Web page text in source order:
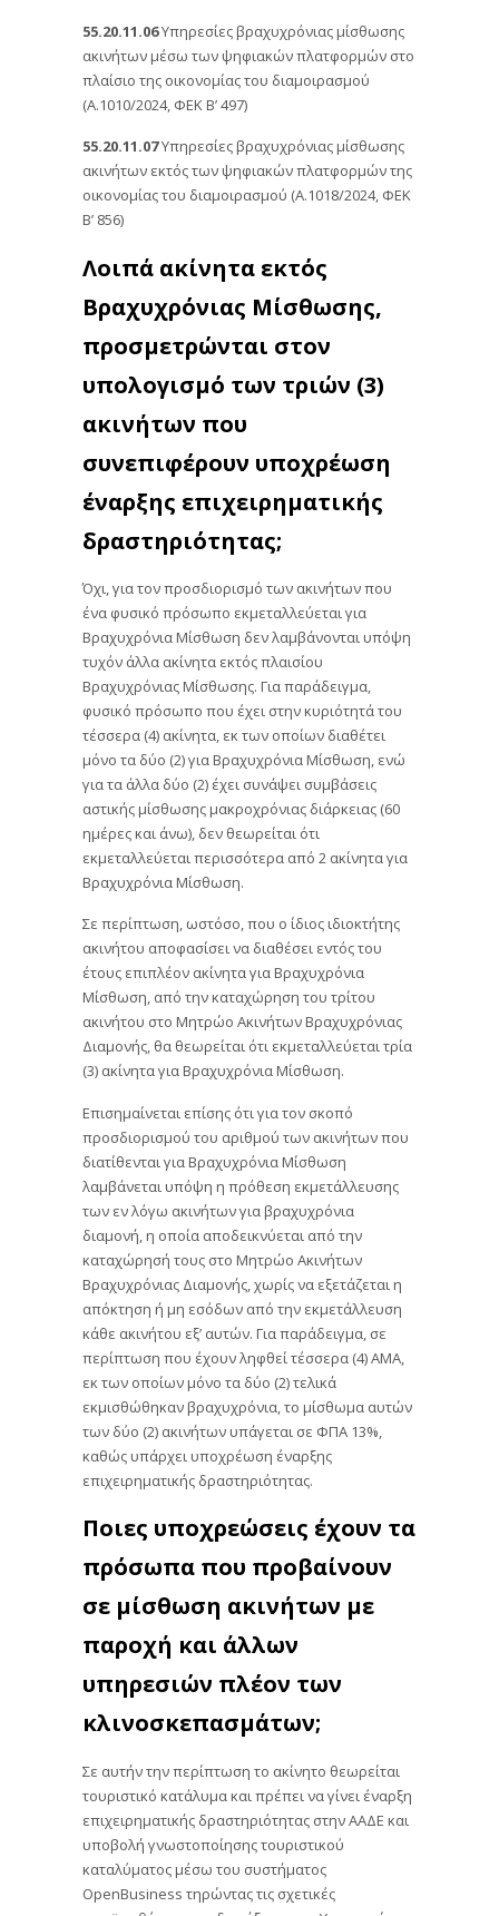
55.20.11.06Υπηρεσίες βραχυχρόνιας μίσθωσης
ακινήτων μέσω των ψηφιακών πλατφορμών στο
πλαίσιο της οικονομίας του διαμοιρασμού
(Α.1010/2024, ΦΕΚ Β’ 497)
55.20.11.07Υπηρεσίες βραχυχρόνιας μίσθωσης
ακινήτων εκτός των ψηφιακών πλατφορμών της
οικονομίας του διαμοιρασμού (Α.1018/2024, ΦΕΚ
Β’ 856)
Λοιπά ακίνητα εκτός
Βραχυχρόνιας Μίσθωσης,
προσμετρώνται στον
υπολογισμό των τριών (3)
ακινήτων που
συνεπιφέρουν υποχρέωση
έναρξης επιχειρηματικής
δραστηριότητας;
Όχι, για τον προσδιορισμό των ακινήτων που
ένα φυσικό πρόσωπο εκμεταλλεύεται για
Βραχυχρόνια Μίσθωση δεν λαμβάνονται υπόψη
τυχόν άλλα ακίνητα εκτός πλαισίου
Βραχυχρόνιας Μίσθωσης. Για παράδειγμα,
φυσικό πρόσωπο που έχει στην κυριότητά του
τέσσερα (4) ακίνητα, εκ των οποίων διαθέτει
μόνο τα δύο (2) για Βραχυχρόνια Μίσθωση, ενώ
για τα άλλα δύο (2) έχει συνάψει συμβάσεις
αστικής μίσθωσης μακροχρόνιας διάρκειας (60
ημέρες και άνω), δεν θεωρείται ότι
εκμεταλλεύεται περισσότερα από 2 ακίνητα για
Βραχυχρόνια Μίσθωση.
Σε περίπτωση, ωστόσο, που ο ίδιος ιδιοκτήτης
ακινήτου αποφασίσει να διαθέσει εντός του
έτους επιπλέον ακίνητα για Βραχυχρόνια
Μίσθωση, από την καταχώρηση του τρίτου
ακινήτου στο Μητρώο Ακινήτων Βραχυχρόνιας
Διαμονής, θα θεωρείται ότι εκμεταλλεύεται τρία
(3) ακίνητα για Βραχυχρόνια Μίσθωση.
Επισημαίνεται επίσης ότι για τον σκοπό
προσδιορισμού του αριθμού των ακινήτων που
διατίθενται για Βραχυχρόνια Μίσθωση
λαμβάνεται υπόψη η πρόθεση εκμετάλλευσης
των εν λόγω ακινήτων για βραχυχρόνια
διαμονή, η οποία αποδεικνύεται από την
καταχώρησή τους στο Μητρώο Ακινήτων
Βραχυχρόνιας Διαμονής, χωρίς να εξετάζεται η
απόκτηση ή μη εσόδων από την εκμετάλλευση
κάθε ακινήτου εξ’ αυτών. Για παράδειγμα, σε
περίπτωση που έχουν ληφθεί τέσσερα (4) ΑΜΑ,
εκ των οποίων μόνο τα δύο (2) τελικά
εκμισθώθηκαν βραχυχρόνια, το μίσθωμα αυτών
των δύο (2) ακινήτων υπάγεται σε ΦΠΑ 13%,
καθώς υπάρχει υποχρέωση έναρξης
επιχειρηματικής δραστηριότητας.
Ποιες υποχρεώσεις έχουν τα
πρόσωπα που προβαίνουν
σε μίσθωση ακινήτων με
παροχή και άλλων
υπηρεσιών πλέον των
κλινοσκεπασμάτων;
Σε αυτήν την περίπτωση το ακίνητο θεωρείται
τουριστικό κατάλυμα και πρέπει να γίνει έναρξη
επιχειρηματικής δραστηριότητας στην ΑΑΔΕ και
υποβολή γνωστοποίησης τουριστικού
καταλύματος μέσω του συστήματος
OpenBusiness τηρώντας τις σχετικές